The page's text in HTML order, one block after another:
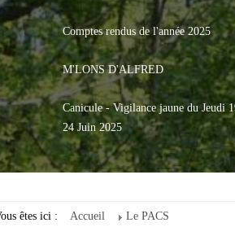
Comptes rendus de l'année 2025
M'LONS D'ALFRED
Canicule - Vigilance jaune du Jeudi
24 Juin 2025
êtes ici : Accueil Le PACS